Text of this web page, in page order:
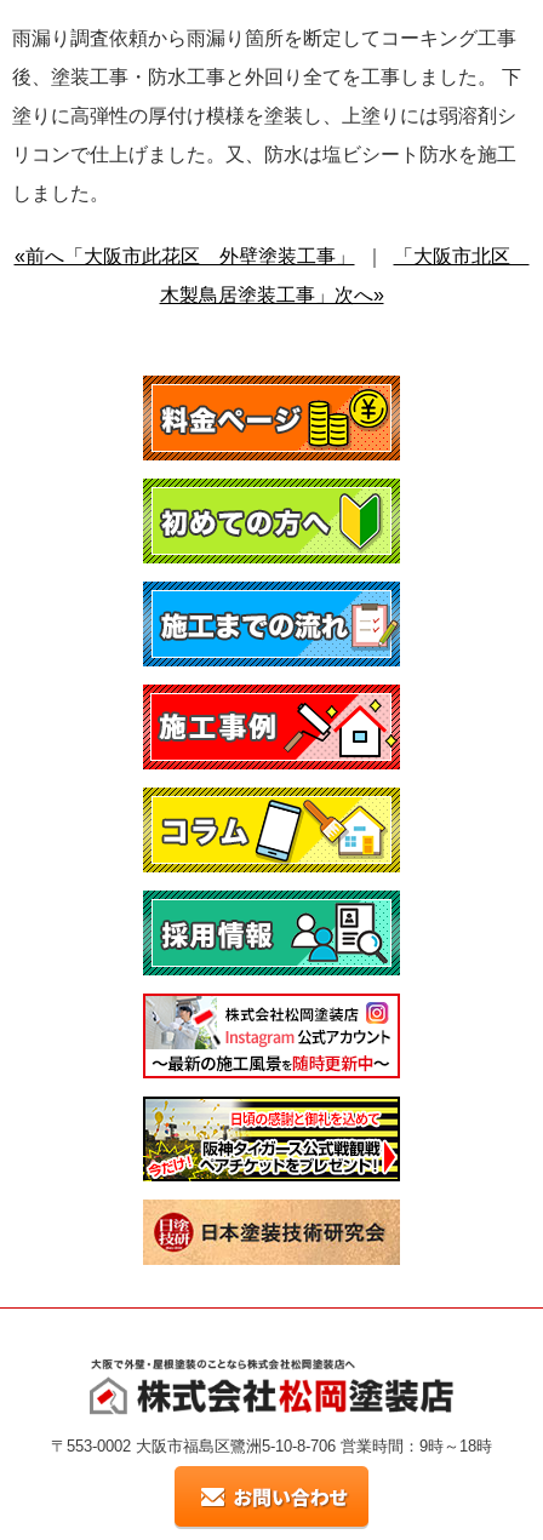
雨漏り調査依頼から雨漏り箇所を断定してコーキング工事
後、塗装工事・防水工事と外回り全てを工事しました。 下
塗りに高弾性の厚付け模様を塗装し、上塗りには弱溶剤シ
リコンで仕上げました。又、防水は塩ビシート防水を施工
しました。
«前へ「大阪市此花区 外壁塗装工事」
「大阪市北区
木製鳥居塗装工事」次へ»
〒553-0002 大阪市福島区鷺洲5-10-8-706 営業時間：9時～18時